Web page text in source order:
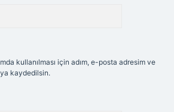
kullanılması için adım, e-posta adresim ve
kaydedilsin.